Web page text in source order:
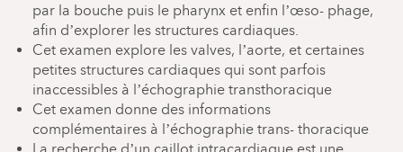
par la bouche puis le pharynx et enfin l’œso- phage,
afin d’explorer les structures cardiaques.
Cet examen explore les valves, l’aorte, et certaines
petites structures cardiaques qui sont parfois
inaccessibles à l’échographie transthoracique
Cet examen donne des informations
complémentaires à l’échographie trans- thoracique